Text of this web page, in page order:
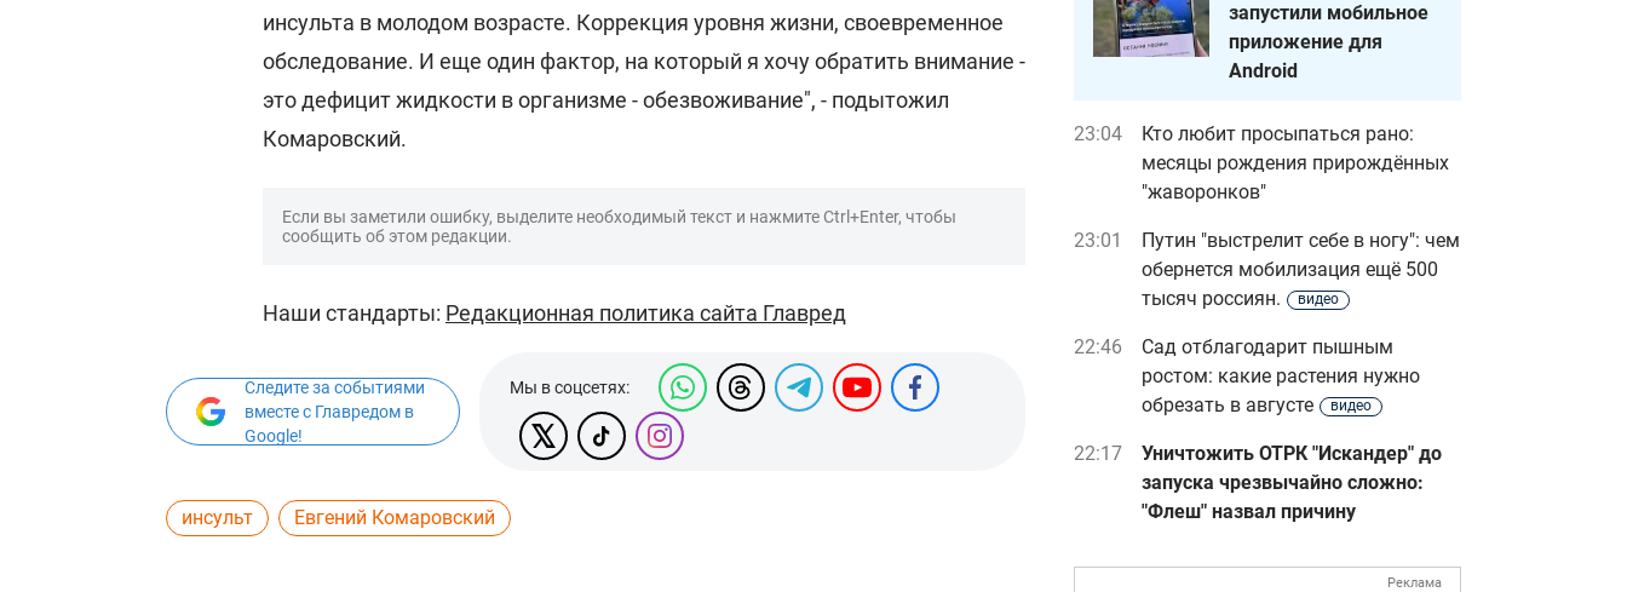
инсульта в молодом возрасте. Коррекция уровня жизни, своевременное
обследование. И еще один фактор, на который я хочу обратить внимание -
это дефицит жидкости в организме - обезвоживание", - подытожил
Комаровский.
Если вы заметили ошибку, выделите необходимый текст и нажмите Ctrl+Enter, чтобы
сообщить об этом редакции.
Наши стандарты: Редакционная политика сайта Главред
Следите за событиями
вместе с Главредом в
Google!
Мы в соцсетях:
инсульт Евгений Комаровский
запустили мобильное
приложение для
Android
23:04
Кто любит просыпаться рано:
месяцы рождения прирождённых
"жаворонков"
23:01
Путин "выстрелит себе в ногу": чем
обернется мобилизация ещё 500
тысяч россиян.
видео
22:46
Сад отблагодарит пышным
ростом: какие растения нужно
обрезать в августе
видео
22:17
Уничтожить ОТРК "Искандер" до
запуска чрезвычайно сложно:
"Флеш" назвал причину
Реклама